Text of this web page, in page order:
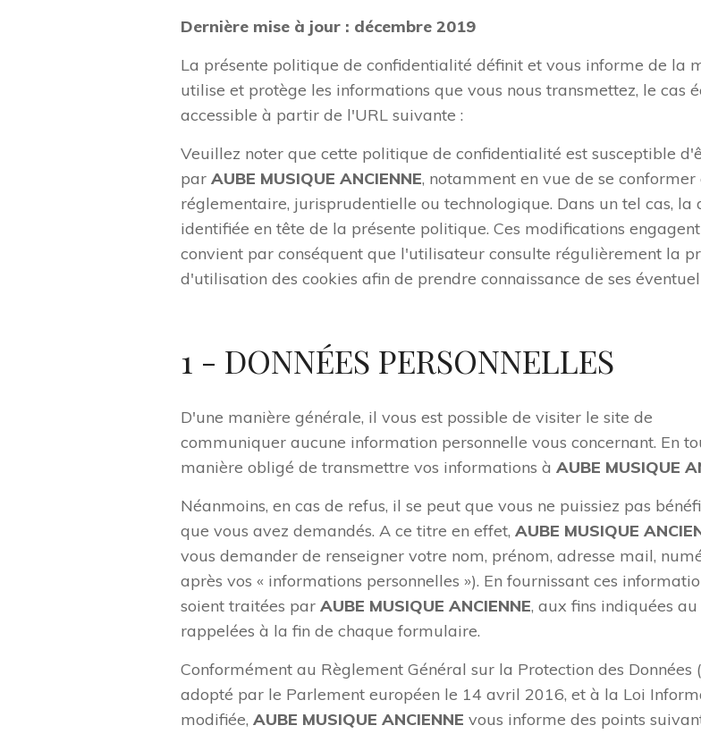
Dernière mise à jour : décembre 2019
La présente politique de confidentialité définit et vous informe de la
utilise et protège les informations que vous nous transmettez, le cas
accessible à partir de l'URL suivante :
Veuillez noter que cette politique de confidentialité est susceptible
par AUBE MUSIQUE ANCIENNE, notamment en vue de se
réglementaire, jurisprudentielle ou technologique. Dans un tel cas,
identifiée en tête de la présente politique. Ces modifications
convient par conséquent que l'utilisateur consulte régulièrement la
d'utilisation des cookies afin de prendre connaissance de ses
1 - DONNÉES PERSONNELLES
D'une manière générale, il vous est possible de visiter le site de
communiquer aucune information personnelle vous concernant. En
manière obligé de transmettre vos informations à AUBE MUSIQUE
Néanmoins, en cas de refus, il se peut que vous ne puissiez pas
que vous avez demandés. A ce titre en effet, AUBE MUSIQUE
vous demander de renseigner votre nom, prénom, adresse mail,
après vos « informations personnelles »). En fournissant ces
soient traitées par AUBE MUSIQUE ANCIENNE, aux fins indiquées
rappelées à la fin de chaque formulaire.
Conformément au Règlement Général sur la Protection des
adopté par le Parlement européen le 14 avril 2016, et à la Loi
modifiée, AUBE MUSIQUE ANCIENNE vous informe des points